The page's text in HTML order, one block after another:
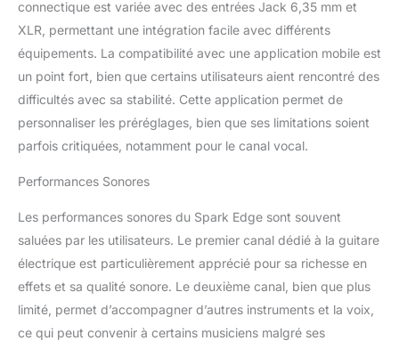
connectique est variée avec des entrées Jack 6,35 mm et
XLR, permettant une intégration facile avec différents
équipements. La compatibilité avec une application mobile est
un point fort, bien que certains utilisateurs aient rencontré des
difficultés avec sa stabilité. Cette application permet de
personnaliser les préréglages, bien que ses limitations soient
parfois critiquées, notamment pour le canal vocal.
Performances Sonores
Les performances sonores du Spark Edge sont souvent
saluées par les utilisateurs. Le premier canal dédié à la guitare
électrique est particulièrement apprécié pour sa richesse en
effets et sa qualité sonore. Le deuxième canal, bien que plus
limité, permet d’accompagner d’autres instruments et la voix,
ce qui peut convenir à certains musiciens malgré ses